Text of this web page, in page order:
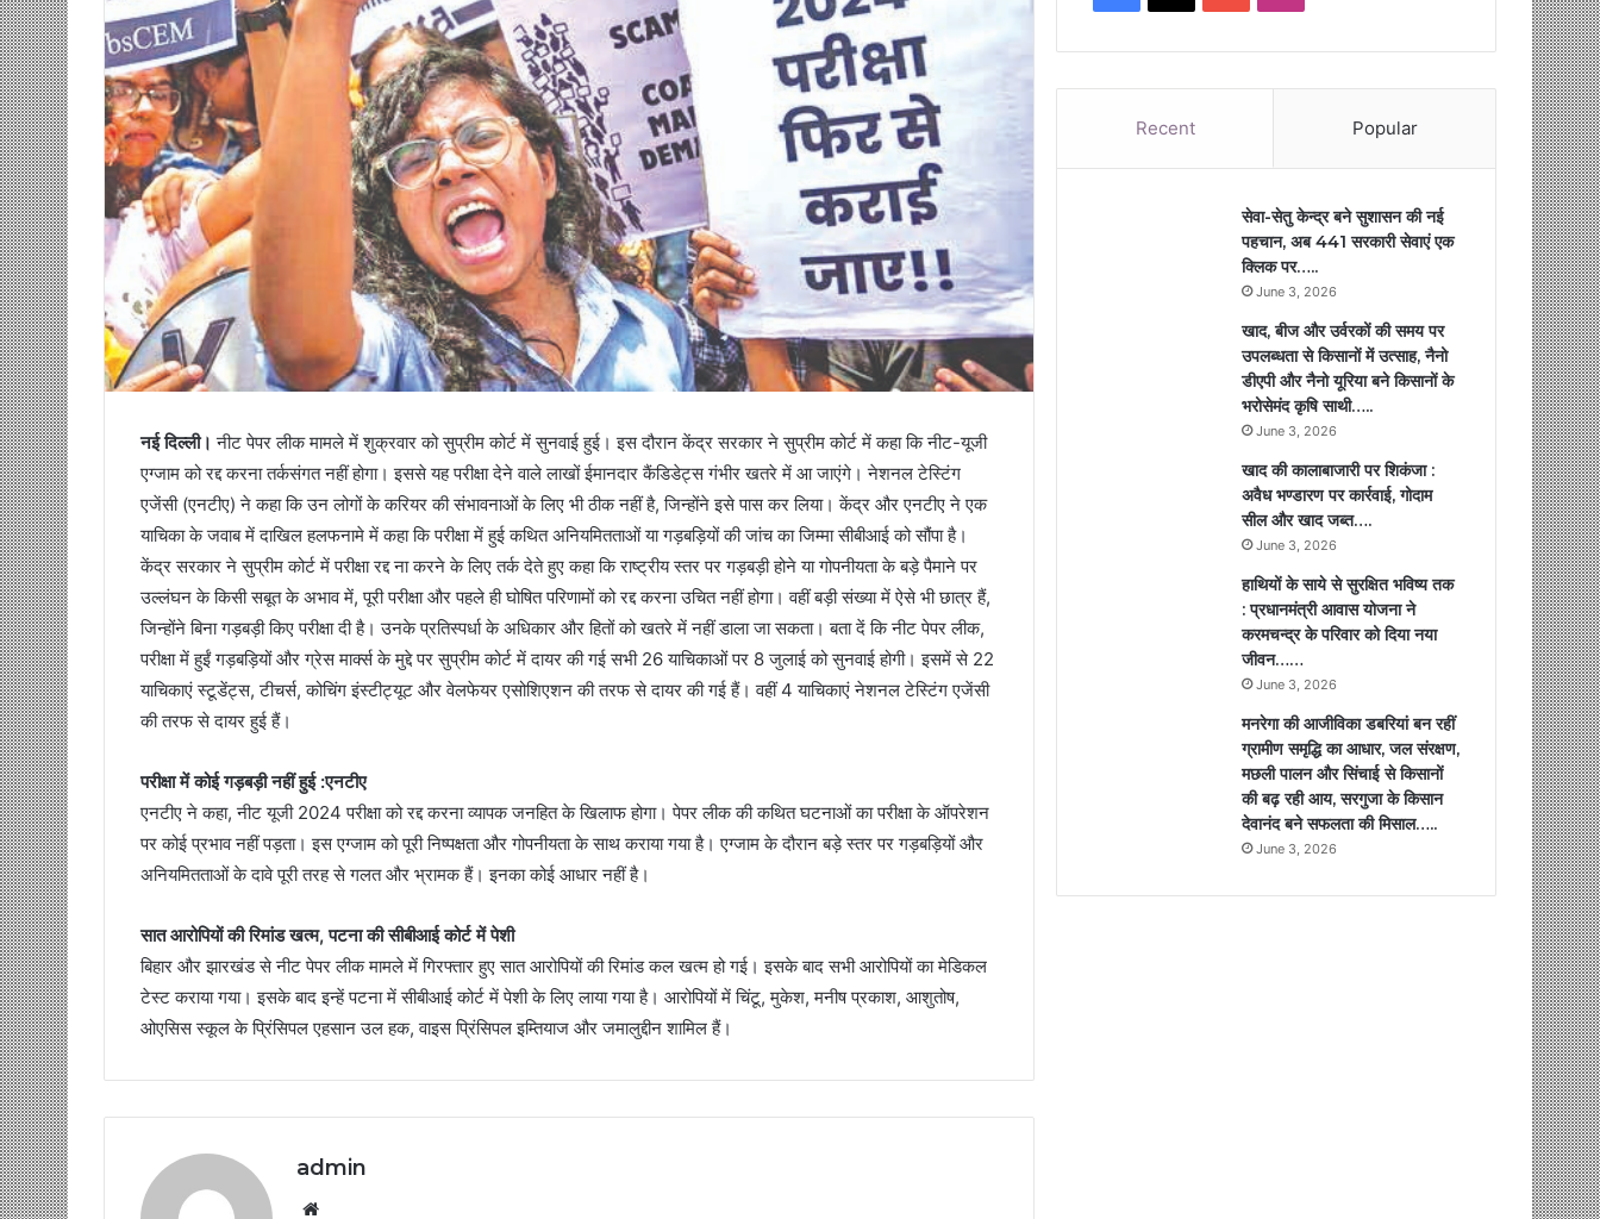
नई दिल्ली। नीट पेपर लीक मामले में शुक्रवार को सुप्रीम कोर्ट में सुनवाई हुई। इस दौरान केंद्र सरकार ने सुप्रीम कोर्ट में कहा कि नीट-यूजी
एग्जाम को रद्द करना तर्कसंगत नहीं होगा। इससे यह परीक्षा देने वाले लाखों ईमानदार कैंडिडेट्स गंभीर खतरे में आ जाएंगे। नेशनल टेस्टिंग
एजेंसी (एनटीए) ने कहा कि उन लोगों के करियर की संभावनाओं के लिए भी ठीक नहीं है, जिन्होंने इसे पास कर लिया। केंद्र और एनटीए ने एक
याचिका के जवाब में दाखिल हलफनामे में कहा कि परीक्षा में हुई कथित अनियमितताओं या गड़बड़ियों की जांच का जिम्मा सीबीआई को सौंपा है।
केंद्र सरकार ने सुप्रीम कोर्ट में परीक्षा रद्द ना करने के लिए तर्क देते हुए कहा कि राष्ट्रीय स्तर पर गड़बड़ी होने या गोपनीयता के बड़े पैमाने पर
उल्लंघन के किसी सबूत के अभाव में, पूरी परीक्षा और पहले ही घोषित परिणामों को रद्द करना उचित नहीं होगा। वहीं बड़ी संख्या में ऐसे भी छात्र हैं,
जिन्होंने बिना गड़बड़ी किए परीक्षा दी है। उनके प्रतिस्पर्धा के अधिकार और हितों को खतरे में नहीं डाला जा सकता। बता दें कि नीट पेपर लीक,
परीक्षा में हुईं गड़बड़ियों और ग्रेस मार्क्स के मुद्दे पर सुप्रीम कोर्ट में दायर की गई सभी 26 याचिकाओं पर 8 जुलाई को सुनवाई होगी। इसमें से 22
याचिकाएं स्टूडेंट्स, टीचर्स, कोचिंग इंस्टीट्यूट और वेलफेयर एसोशिएशन की तरफ से दायर की गई हैं। वहीं 4 याचिकाएं नेशनल टेस्टिंग एजेंसी
की तरफ से दायर हुई हैं।
परीक्षा में कोई गड़बड़ी नहीं हुई :एनटीए
एनटीए ने कहा, नीट यूजी 2024 परीक्षा को रद्द करना व्यापक जनहित के खिलाफ होगा। पेपर लीक की कथित घटनाओं का परीक्षा के ऑपरेशन
पर कोई प्रभाव नहीं पड़ता। इस एग्जाम को पूरी निष्पक्षता और गोपनीयता के साथ कराया गया है। एग्जाम के दौरान बड़े स्तर पर गड़बड़ियों और
अनियमितताओं के दावे पूरी तरह से गलत और भ्रामक हैं। इनका कोई आधार नहीं है।
सात आरोपियों की रिमांड खत्म, पटना की सीबीआई कोर्ट में पेशी
बिहार और झारखंड से नीट पेपर लीक मामले में गिरफ्तार हुए सात आरोपियों की रिमांड कल खत्म हो गई। इसके बाद सभी आरोपियों का मेडिकल
टेस्ट कराया गया। इसके बाद इन्हें पटना में सीबीआई कोर्ट में पेशी के लिए लाया गया है। आरोपियों में चिंटू, मुकेश, मनीष प्रकाश, आशुतोष,
ओएसिस स्कूल के प्रिंसिपल एहसान उल हक, वाइस प्रिंसिपल इम्तियाज और जमालुद्दीन शामिल हैं।
admin
Recent Popular
सेवा-सेतु केन्द्र बने सुशासन की नई
पहचान, अब 441 सरकारी सेवाएं एक
क्लिक पर…..
June 3, 2026
खाद, बीज और उर्वरकों की समय पर
उपलब्धता से किसानों में उत्साह, नैनो
डीएपी और नैनो यूरिया बने किसानों के
भरोसेमंद कृषि साथी…..
June 3, 2026
खाद की कालाबाजारी पर शिकंजा :
अवैध भण्डारण पर कार्रवाई, गोदाम
सील और खाद जब्त….
June 3, 2026
हाथियों के साये से सुरक्षित भविष्य तक
: प्रधानमंत्री आवास योजना ने
करमचन्द्र के परिवार को दिया नया
जीवन……
June 3, 2026
मनरेगा की आजीविका डबरियां बन रहीं
ग्रामीण समृद्धि का आधार, जल संरक्षण,
मछली पालन और सिंचाई से किसानों
की बढ़ रही आय, सरगुजा के किसान
देवानंद बने सफलता की मिसाल…..
June 3, 2026